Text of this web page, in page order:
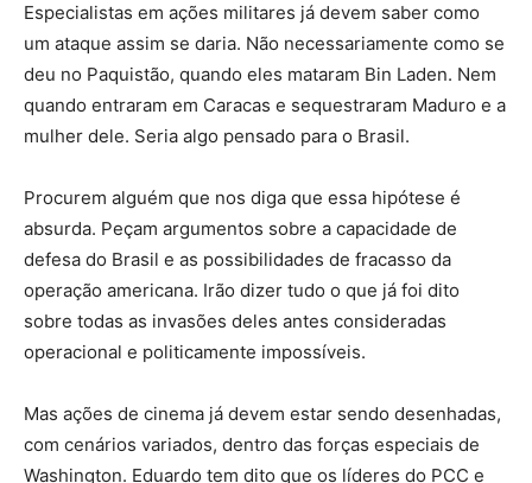
Especialistas em ações militares já devem saber como
um ataque assim se daria. Não necessariamente como se
deu no Paquistão, quando eles mataram Bin Laden. Nem
quando entraram em Caracas e sequestraram Maduro e a
mulher dele. Seria algo pensado para o Brasil.
Procurem alguém que nos diga que essa hipótese é
absurda. Peçam argumentos sobre a capacidade de
defesa do Brasil e as possibilidades de fracasso da
operação americana. Irão dizer tudo o que já foi dito
sobre todas as invasões deles antes consideradas
operacional e politicamente impossíveis.
Mas ações de cinema já devem estar sendo desenhadas,
com cenários variados, dentro das forças especiais de
Washington. Eduardo tem dito que os líderes do PCC e